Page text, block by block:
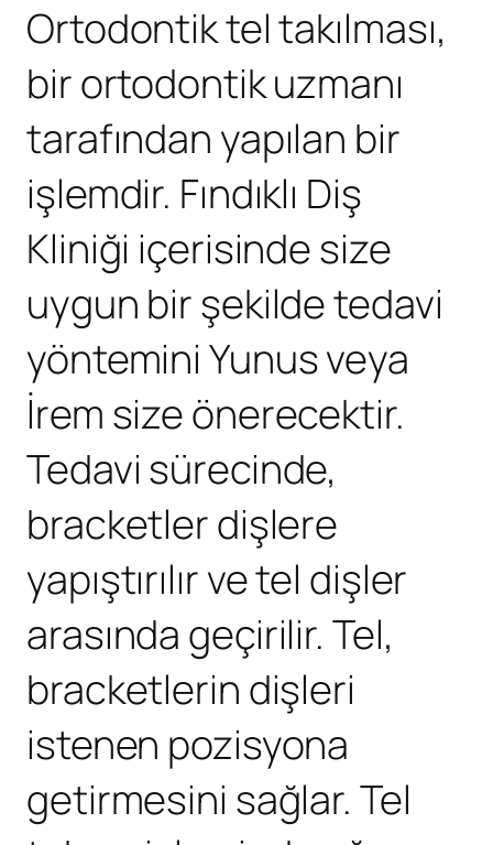
Ortodontik tel takılması,
bir ortodontik uzmanı
tarafından yapılan bir
işlemdir. Fındıklı Diş
Kliniği içerisinde size
uygun bir şekilde tedavi
yöntemini Yunus veya
İrem size önerecektir.
Tedavi sürecinde,
bracketler dişlere
yapıştırılır ve tel dişler
arasında geçirilir. Tel,
bracketlerin dişleri
istenen pozisyona
getirmesini sağlar. Tel